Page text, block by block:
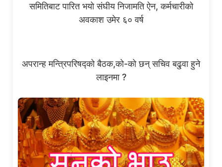
समितिबाट पारित भयो संघीय निजामति ऐन, कर्मचारीको
अवकाश उमेर ६० वर्ष
अपरान्ह मन्त्रिपरिषद्को बैठक,को-को छन् सचिव बढु्वा हुने
लाइनमा ?